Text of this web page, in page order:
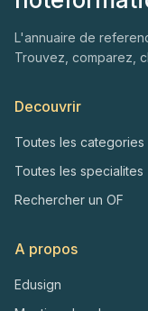
L'annuaire de
Trouvez, comparez,
Decouvrir
Toutes les categories
Toutes les specialites
Rechercher un OF
A propos
Edusign